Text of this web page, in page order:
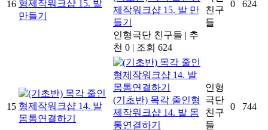
16
제작워크샵 15. 발 만
들기
인형극단 친구들 | 추
천 0 | 조회 624
친구
들
0 624
15
(기초반) 목각 줄인형
제작워크샵 14. 발 몸
통연결하기
인형
극단
친구
들
0 744